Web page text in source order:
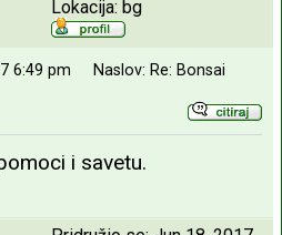
Lokacija: bg
6:49 pm
Naslov: Re: Bonsai
i savetu.